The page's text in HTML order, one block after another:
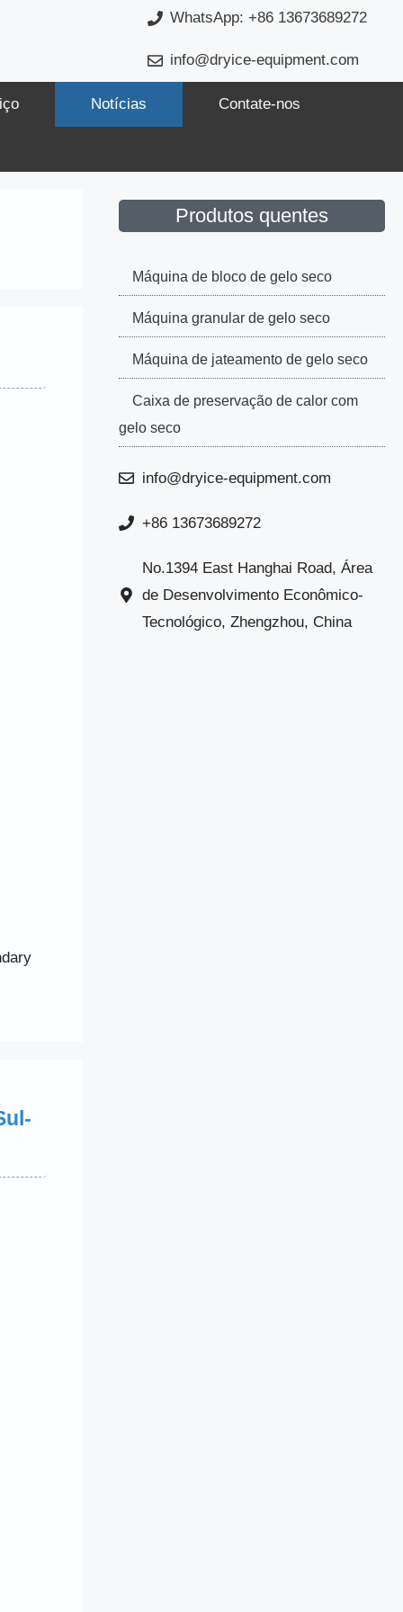
WhatsApp: +86 13673689272
info@dryice-equipment.com
Notícias Contate-nos
Produtos quentes
Máquina de bloco de gelo seco
Máquina granular de gelo seco
Máquina de jateamento de gelo seco
Caixa de preservação de calor com
gelo seco
info@dryice-equipment.com
+86 13673689272
No.1394 East Hanghai Road, Área
de Desenvolvimento Econômico-
Tecnológico, Zhengzhou, China